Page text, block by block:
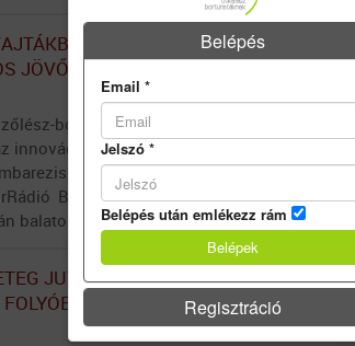
LÁTJÁK A
JÖVŐT
borász konferencia legutóbb a
innováció témakörét járta körbe. Szóba
szőlőfajták is, ezekről
Brazsil Dávidot, a Hegyközségek
balatonfüredi borászt.
JUTOTT EXPORTRA -
Belépés
Email *
Jelszó *
Belépés után emlékezz rám
Regisztráció